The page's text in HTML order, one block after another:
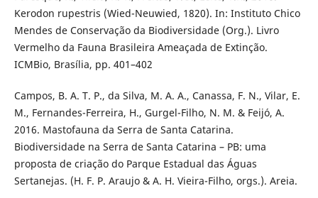
Kerodon rupestris (Wied-Neuwied, 1820). In: Instituto Chico
Mendes de Conservação da Biodiversidade (Org.). Livro
Vermelho da Fauna Brasileira Ameaçada de Extinção.
ICMBio, Brasília, pp. 401–402
Campos, B. A. T. P., da Silva, M. A. A., Canassa, F. N., Vilar, E.
M., Fernandes-Ferreira, H., Gurgel-Filho, N. M. & Feijó, A.
2016. Mastofauna da Serra de Santa Catarina.
Biodiversidade na Serra de Santa Catarina – PB: uma
proposta de criação do Parque Estadual das Águas
Sertanejas. (H. F. P. Araujo & A. H. Vieira-Filho, orgs.). Areia.